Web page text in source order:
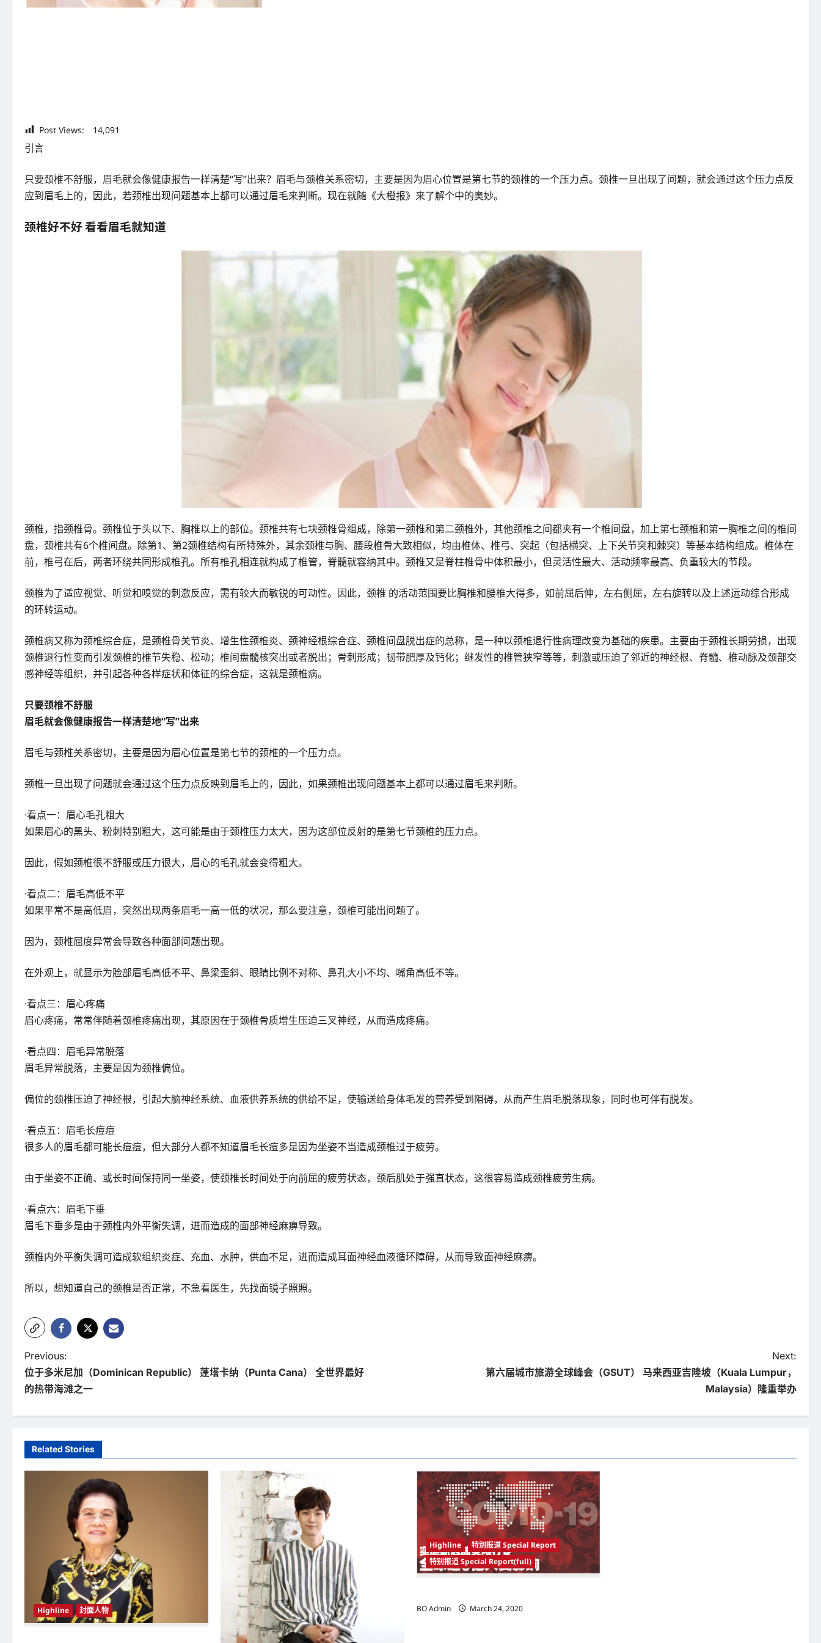
Post Views: 14,091
引言
只要颈椎不舒服，眉毛就会像健康报告一样清楚“写”出来？眉毛与颈椎关系密切，主要是因为眉心位置是第七节的颈椎的一个压力点。颈椎一旦出现了问题，就会通过这个压力点反
应到眉毛上的，因此，若颈椎出现问题基本上都可以通过眉毛来判断。现在就随《大橙报》来了解个中的奥妙。
颈椎好不好 看看眉毛就知道
颈椎，指颈椎骨。颈椎位于头以下、胸椎以上的部位。颈椎共有七块颈椎骨组成，除第一颈椎和第二颈椎外，其他颈椎之间都夹有一个椎间盘，加上第七颈椎和第一胸椎之间的椎间
盘，颈椎共有6个椎间盘。除第1、第2颈椎结构有所特殊外，其余颈椎与胸、腰段椎骨大致相似，均由椎体、椎弓、突起（包括横突、上下关节突和棘突）等基本结构组成。椎体在
前，椎弓在后，两者环绕共同形成椎孔。所有椎孔相连就构成了椎管，脊髓就容纳其中。颈椎又是脊柱椎骨中体积最小，但灵活性最大、活动频率最高、负重较大的节段。
颈椎为了适应视觉、听觉和嗅觉的刺激反应，需有较大而敏锐的可动性。因此，颈椎 的活动范围要比胸椎和腰椎大得多，如前屈后伸，左右侧屈，左右旋转以及上述运动综合形成
的环转运动。
颈椎病又称为颈椎综合症，是颈椎骨关节炎、增生性颈椎炎、颈神经根综合症、颈椎间盘脱出症的总称，是一种以颈椎退行性病理改变为基础的疾患。主要由于颈椎长期劳损，出现
颈椎退行性变而引发颈椎的椎节失稳、松动；椎间盘髓核突出或者脱出；骨刺形成；韧带肥厚及钙化；继发性的椎管狭窄等等，刺激或压迫了邻近的神经根、脊髓、椎动脉及颈部交
感神经等组织，并引起各种各样症状和体征的综合症，这就是颈椎病。
只要颈椎不舒服
眉毛就会像健康报告一样清楚地“写”出来
眉毛与颈椎关系密切，主要是因为眉心位置是第七节的颈椎的一个压力点。
颈椎一旦出现了问题就会通过这个压力点反映到眉毛上的，因此，如果颈椎出现问题基本上都可以通过眉毛来判断。
·看点一：眉心毛孔粗大
如果眉心的黑头、粉刺特别粗大，这可能是由于颈椎压力太大，因为这部位反射的是第七节颈椎的压力点。
因此，假如颈椎很不舒服或压力很大，眉心的毛孔就会变得粗大。
·看点二：眉毛高低不平
如果平常不是高低眉，突然出现两条眉毛一高一低的状况，那么要注意，颈椎可能出问题了。
因为，颈椎屈度异常会导致各种面部问题出现。
在外观上，就显示为脸部眉毛高低不平、鼻梁歪斜、眼睛比例不对称、鼻孔大小不均、嘴角高低不等。
·看点三：眉心疼痛
眉心疼痛，常常伴随着颈椎疼痛出现，其原因在于颈椎骨质增生压迫三叉神经，从而造成疼痛。
·看点四：眉毛异常脱落
眉毛异常脱落，主要是因为颈椎偏位。
偏位的颈椎压迫了神经根，引起大脑神经系统、血液供养系统的供给不足，使输送给身体毛发的营养受到阻碍，从而产生眉毛脱落现象，同时也可伴有脱发。
·看点五：眉毛长痘痘
很多人的眉毛都可能长痘痘，但大部分人都不知道眉毛长痘多是因为坐姿不当造成颈椎过于疲劳。
由于坐姿不正确、或长时间保持同一坐姿，使颈椎长时间处于向前屈的疲劳状态，颈后肌处于强直状态，这很容易造成颈椎疲劳生病。
·看点六：眉毛下垂
眉毛下垂多是由于颈椎内外平衡失调，进而造成的面部神经麻痹导致。
颈椎内外平衡失调可造成软组织炎症、充血、水肿，供血不足，进而造成耳面神经血液循环障碍，从而导致面神经麻痹。
所以，想知道自己的颈椎是否正常，不急看医生，先找面镜子照照。
P
o
n
a
o
Previous:
位于多米尼加（Dominican Republic） 蓬塔卡纳（Punta Cana） 全世界最好
的热带海滩之一
Next:
第六届城市旅游全球峰会（GSUT） 马来西亚吉隆坡（Kuala Lumpur，
Malaysia）隆重举办
Related Stories
Highline 封面人物
Highline
特别报道 Special Report
特别报道 Special Report(full)
BO Admin
March 24, 2020